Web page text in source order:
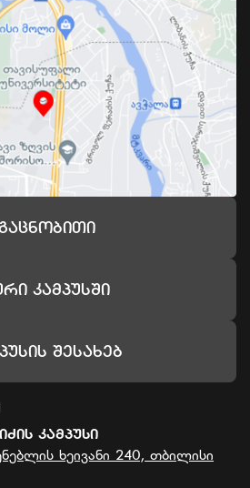
Კამპუსში
Შესახებ
Კამპუსი
ხეივანი 240, თბილისი